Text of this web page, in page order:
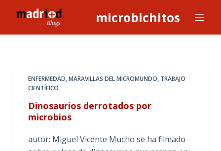
l
microbichitos
ENFERMEDAD,MARAVILLAS DEL MICROMUNDO, TRABAJO
CIENTÍFICO
Dinosaurios derrotados por
microbios
autor: Miguel Vicente Mucho se ha filmado